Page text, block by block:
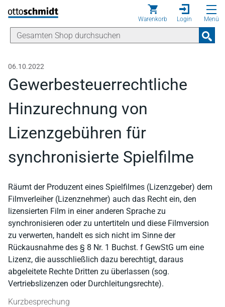
Direkt zum Inhalt
Warenkorb Login Menü
06.10.2022
Gewerbesteuerrechtliche
Hinzurechnung von
Lizenzgebühren für
synchronisierte Spielfilme
Räumt der Produzent eines Spielfilmes (Lizenzgeber) dem
Filmverleiher (Lizenznehmer) auch das Recht ein, den
lizensierten Film in einer anderen Sprache zu
synchronisieren oder zu untertiteln und diese Filmversion
zu verwerten, handelt es sich nicht im Sinne der
Rückausnahme des § 8 Nr. 1 Buchst. f GewStG um eine
Lizenz, die ausschließlich dazu berechtigt, daraus
abgeleitete Rechte Dritten zu überlassen (sog.
Vertriebslizenzen oder Durchleitungsrechte).
Kurzbesprechung